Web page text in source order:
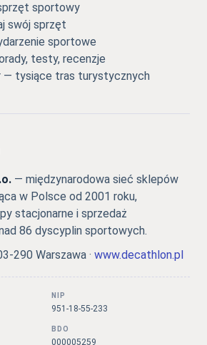
sportowy
swój sprzęt
sportowe
testy, recenzje
— tysiące tras turystycznych
— międzynarodowa sieć sklepów
w Polsce od 2001 roku,
stacjonarne i sprzedaż
86 dyscyplin sportowych.
290 Warszawa · www.decathlon.pl
NIP
951-18-55-233
BDO
000005259